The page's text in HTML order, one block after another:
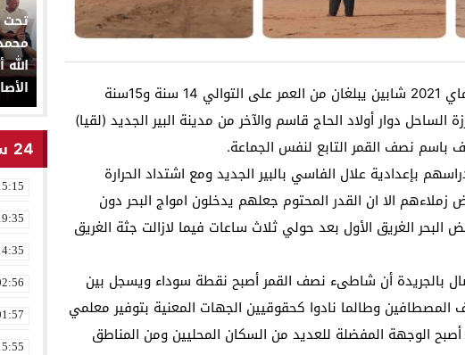
لقي بعد زوال اليوم الثلاثاء 4 ماي 2021 شابين يبلغان من العمر على التوالي 14 سنة و15سنة
دوار أولاد الحاج قاسم والآخر من مدينة البير الجديد (لقيا)
باسم نصف القمر التابع لنفس الجماعة.
بإعدادية علال الفاسي بالبير الجديد ومع اشتداد الحرارة
الا ان القدر المحتوم جعلهم يدخلون امواج البحر دون
البحر الغريق الأول بعد حولي ثلاث ساعات فيما لازالت جثة الغريق
بالجريدة أن شاطىء نصف القمر أصبح نقطة سوداء ويسجل بين
وطالما نادوا كحقوقيين الجهات المعنية بتوفير معلمي
الوجهة المفضلة للعديد من السكان المحليين ومن المناطق
تحت
24 ساعة